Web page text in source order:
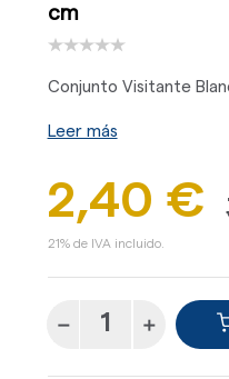
cm
Conjunto Visitante
Leer más
2,40 €
21% de IVA incluido.